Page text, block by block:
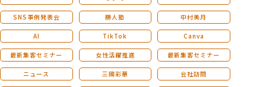
SNS事例発表会 勝人塾 中村美月
AI TikTok Canva
最新集客セミナー 女性活躍推進 最新集客セミナー
ニュース 三國彩華 会社訪問